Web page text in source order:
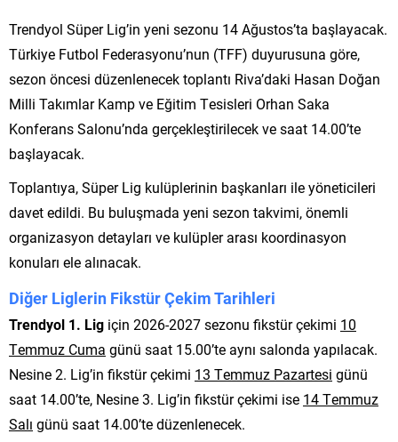
Trendyol Süper Lig’in yeni sezonu 14 Ağustos’ta başlayacak.
Türkiye Futbol Federasyonu’nun (TFF) duyurusuna göre,
sezon öncesi düzenlenecek toplantı Riva’daki Hasan Doğan
Milli Takımlar Kamp ve Eğitim Tesisleri Orhan Saka
Konferans Salonu’nda gerçekleştirilecek ve saat 14.00’te
başlayacak.
Toplantıya, Süper Lig kulüplerinin başkanları ile yöneticileri
davet edildi. Bu buluşmada yeni sezon takvimi, önemli
organizasyon detayları ve kulüpler arası koordinasyon
konuları ele alınacak.
Diğer Liglerin Fikstür Çekim Tarihleri
Trendyol 1. Lig için 2026-2027 sezonu fikstür çekimi 10
Temmuz Cuma günü saat 15.00’te aynı salonda yapılacak.
Nesine 2. Lig’in fikstür çekimi 13 Temmuz Pazartesi günü
saat 14.00’te, Nesine 3. Lig’in fikstür çekimi ise 14 Temmuz
Salı günü saat 14.00’te düzenlenecek.